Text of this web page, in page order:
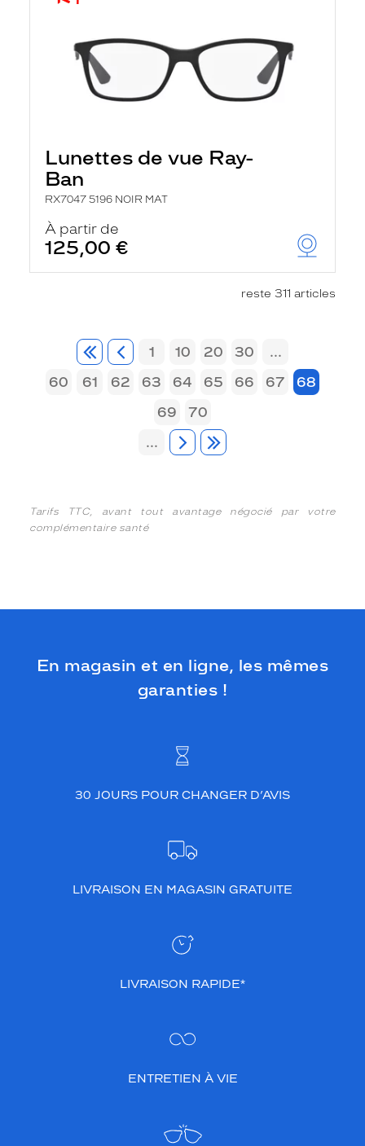
Lunettes de vue Ray-
Ban
RX7047 5196 NOIR MAT
À partir de
125,00 €
reste 311 articles
1 10 20 30
...
60
61 62 63 64 65 66 67
68
69
70
...
Tarifs TTC, avant tout avantage négocié par votre
complémentaire santé
En magasin et en ligne, les mêmes
garanties !
30 JOURS POUR CHANGER D’AVIS
LIVRAISON EN MAGASIN GRATUITE
LIVRAISON RAPIDE*
ENTRETIEN À VIE